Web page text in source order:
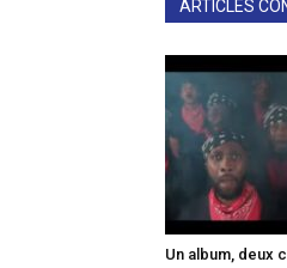
ARTICLES
Un album, deux